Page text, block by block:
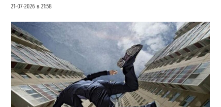
21-07-2026 в 21:58